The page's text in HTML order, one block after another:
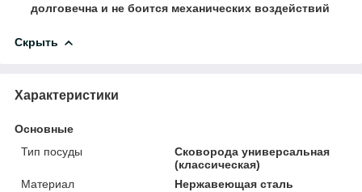
долговечна и не боится механических воздействий
Скрыть
Характеристики
Основные
Тип посуды
Сковорода универсальная
(классическая)
Материал
Нержавеющая сталь